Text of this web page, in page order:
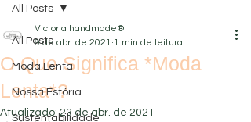
All Posts
Moda Lenta
Nossa Estória
Sustentabilidade
All Posts
O Que Significa *Moda
Lenta*?
Victoria handmade®
9 de abr. de 2021 1 min de leitura
Atualizado:23 de abr. de 2021